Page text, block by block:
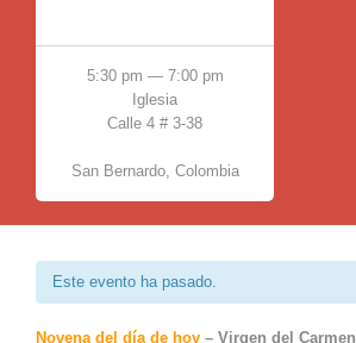
5:30 pm — 7:00 pm
Iglesia
Calle 4 # 3-38
San Bernardo, Colombia
Este evento ha pasado.
Novena del día de hoy – Virgen del Carmen